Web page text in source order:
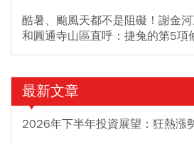
酷暑、颱風天都不是阻礙！謝金
和圓通寺山區直呼：捷兔的第5項
最新文章
2026年下半年投資展望：狂熱漲